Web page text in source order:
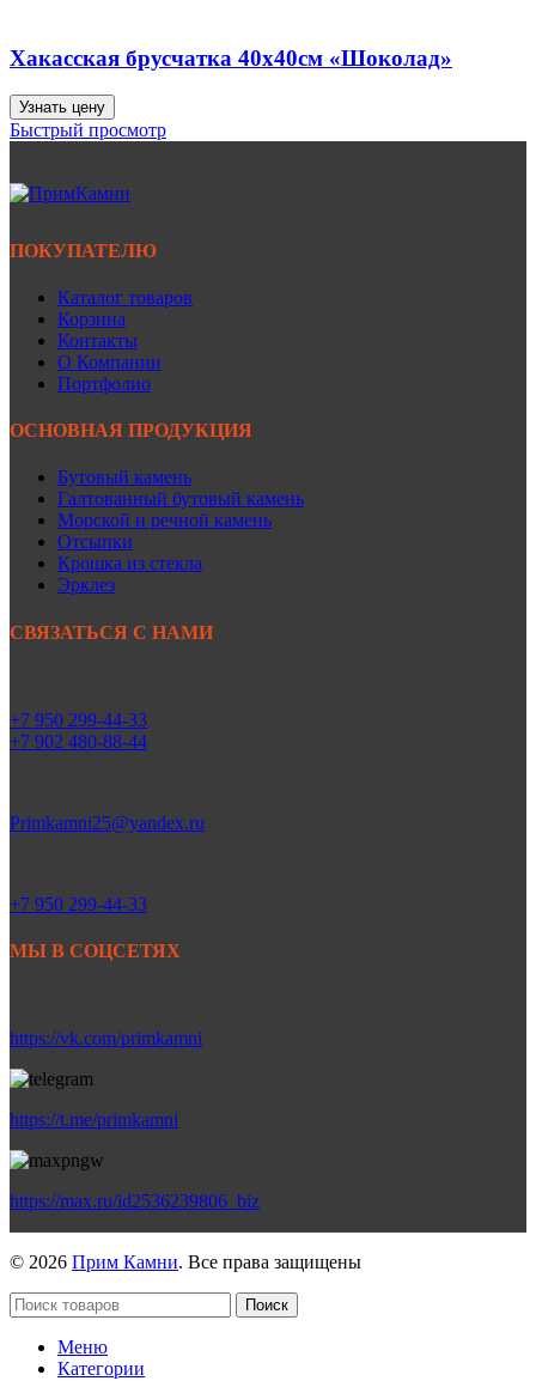
Хакасская брусчатка 40х40см «Шоколад»
Узнать цену
Быстрый просмотр
ПОКУПАТЕЛЮ
Каталог товаров
Корзина
Контакты
О Компании
Портфолио
ОСНОВНАЯ ПРОДУКЦИЯ
Бутовый камень
Галтованный бутовый камень
Морской и речной камень
Отсыпки
Крошка из стекла
Эрклез
СВЯЗАТЬСЯ С НАМИ
+7 950 299-44-33
+7 902 480-88-44
Primkamni25@yandex.ru
+7 950 299-44-33
МЫ В СОЦСЕТЯХ
https://vk.com/primkamni
https://t.me/primkamni
https://max.ru/id2536239806_biz
© 2026 Прим Камни. Все права защищены
Поиск
Меню
Категории